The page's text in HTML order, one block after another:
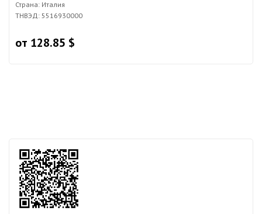
Страна: Италия
ТНВЭД: 5516930000
от 128.85 $